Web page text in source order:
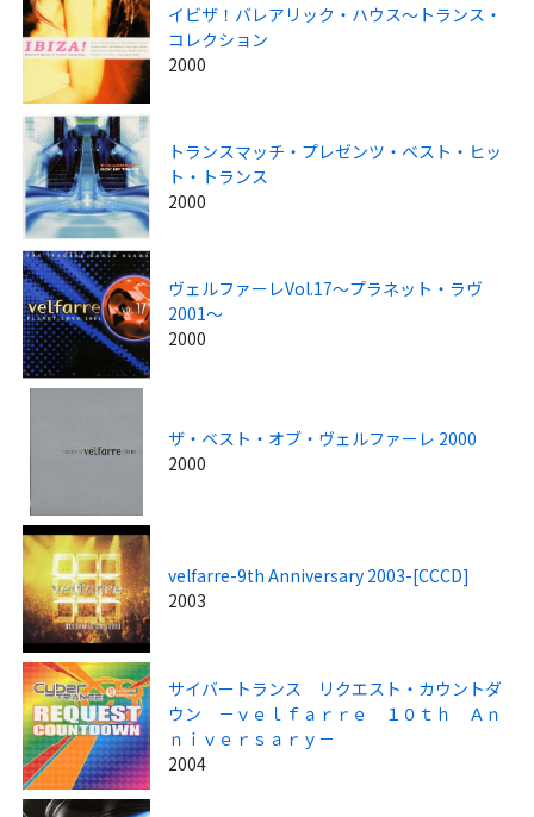
イビザ！バレアリック・ハウス～トランス・
コレクション
2000
トランスマッチ・プレゼンツ・ベスト・ヒッ
ト・トランス
2000
ヴェルファーレVol.17～プラネット・ラヴ
2001～
2000
ザ・ベスト・オブ・ヴェルファーレ 2000
2000
velfarre-9th Anniversary 2003-[CCCD]
2003
サイバートランス リクエスト・カウントダ
ウン －ｖｅｌｆａｒｒｅ １０ｔｈ Ａｎ
ｎｉｖｅｒｓａｒｙ－
2004